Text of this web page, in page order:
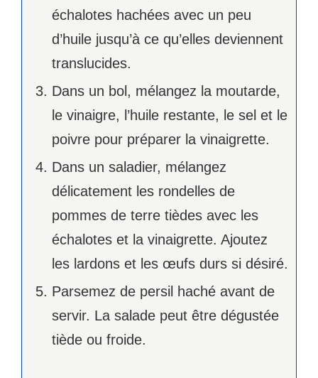
échalotes hachées avec un peu
d’huile jusqu’à ce qu’elles deviennent
translucides.
Dans un bol, mélangez la moutarde,
le vinaigre, l’huile restante, le sel et le
poivre pour préparer la vinaigrette.
Dans un saladier, mélangez
délicatement les rondelles de
pommes de terre tièdes avec les
échalotes et la vinaigrette. Ajoutez
les lardons et les œufs durs si désiré.
Parsemez de persil haché avant de
servir. La salade peut être dégustée
tiède ou froide.